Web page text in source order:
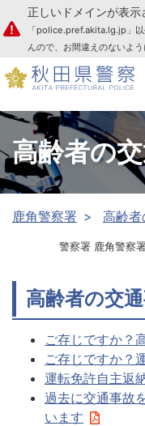
本文へ
正しいドメインが表示
「police.pref.akita.lg.jp」
んので、お間違えのないよう
高齢者の
鹿角警察署 高齢
警察署 鹿角警察
高齢者の交
ご存じですか？
ご存じですか？
運転免許自主返
過去に交通事故
います